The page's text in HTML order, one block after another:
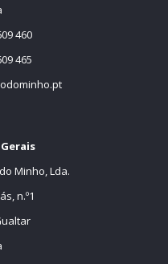
460
465
Minho, Lda.
n.º1